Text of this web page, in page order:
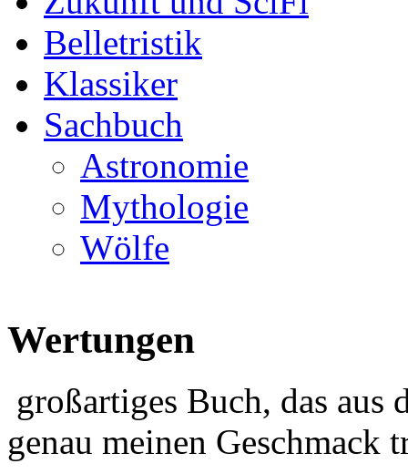
Belletristik
Klassiker
Sachbuch
Astronomie
Mythologie
Wölfe
Wertungen
großartiges Buch, das aus
genau meinen Geschmack